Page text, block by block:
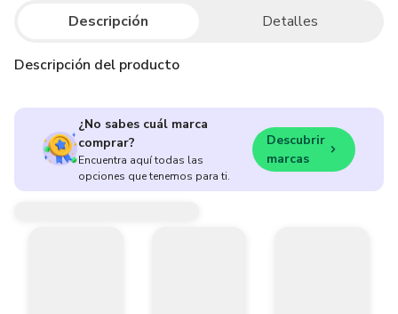
Descripción Detalles
Descripción del producto
¿No sabes cuál marca
comprar?
Encuentra aquí todas las
opciones que tenemos para ti.
Descubrir
marcas